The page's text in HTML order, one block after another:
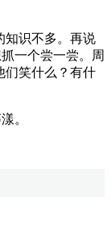
识不多。再说
一个尝一尝。周
们笑什么？有什
。